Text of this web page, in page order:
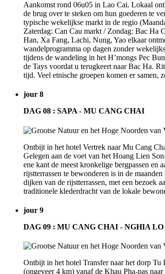
Aankomst rond 06u05 in Lao Cai. Lokaal
de brug over te steken om hun goederen te
typische wekelijkse markt in de regio
Zaterdag: Can Cau markt / Zondag: Bac Ha
Han, Xa Fang, Lachi, Nung, Yao elkaar
wandelprogramma op dagen zonder
tijdens de wandeling in het H’mongs Pec
de Tays voordat u terugkeert naar Bac Ha.
tijd. Veel etnische groepen komen er samen,
jour 8
DAG 08 : SAPA - MU CANG CHAI
Ontbijt in het hotel Vertrek naar Mu Cang
Gelegen aan de voet van het Hoang Lien
ene kant de meest kronkelige bergpassen en
rijstterrassen te bewonderen is in de
dijken van de rijstterrassen, met een bezoek
traditionele klederdracht van de lokale
jour 9
DAG 09 : MU CANG CHAI - NGHIA LO
Ontbijt in het hotel Transfer naar het dorp
(ongeveer 4 km) vanaf de Khau Pha-pas